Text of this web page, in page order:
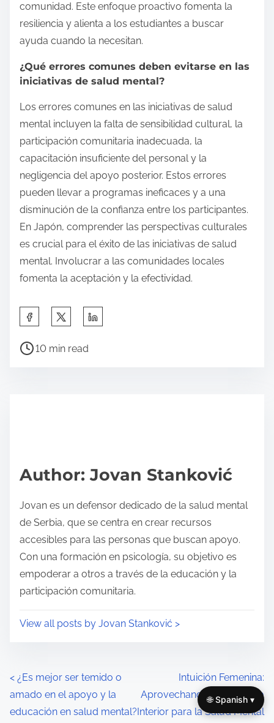
comunidad. Este enfoque proactivo fomenta la
resiliencia y alienta a los estudiantes a buscar
ayuda cuando la necesitan.
¿Qué errores comunes deben evitarse en las
iniciativas de salud mental?
Los errores comunes en las iniciativas de salud
mental incluyen la falta de sensibilidad cultural, la
participación comunitaria inadecuada, la
capacitación insuficiente del personal y la
negligencia del apoyo posterior. Estos errores
pueden llevar a programas ineficaces y a una
disminución de la confianza entre los participantes.
En Japón, comprender las perspectivas culturales
es crucial para el éxito de las iniciativas de salud
mental. Involucrar a las comunidades locales
fomenta la aceptación y la efectividad.
a
p
s
t
o
n
:
P
t
m
10 min read
Author: Jovan Stanković
Jovan es un defensor dedicado de la salud mental
de Serbia, que se centra en crear recursos
accesibles para las personas que buscan apoyo.
Con una formación en psicología, su objetivo es
empoderar a otros a través de la educación y la
participación comunitaria.
View all posts by Jovan Stanković >
P
o
< ¿Es mejor ser temido o
amado en el apoyo y la
educación en salud mental?
Intuición Femenina:
Aprovechando la Sabiduría
Interior para la Salud Mental
🌐 Spanish ▾